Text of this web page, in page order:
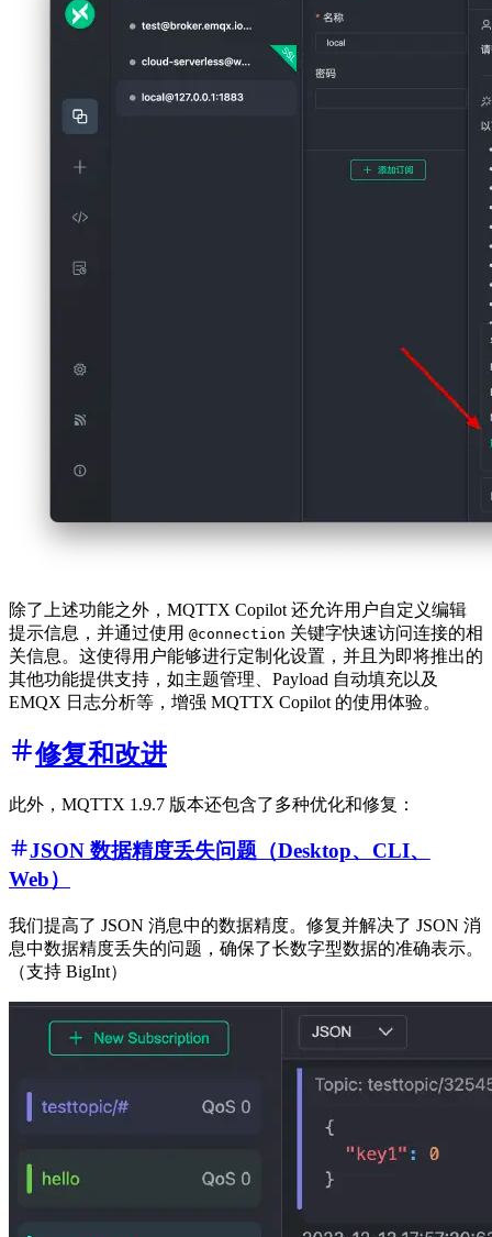
除了上述功能之外，MQTTX Copilot 还允许用户自定义编辑
提示信息，并通过使用 @connection 关键字快速访问连接的相
关信息。这使得用户能够进行定制化设置，并且为即将推出的
其他功能提供支持，如主题管理、Payload 自动填充以及
EMQX 日志分析等，增强 MQTTX Copilot 的使用体验。
修复和改进
此外，MQTTX 1.9.7 版本还包含了多种优化和修复：
JSON 数据精度丢失问题（Desktop、CLI、
Web）
我们提高了 JSON 消息中的数据精度。修复并解决了 JSON 消
息中数据精度丢失的问题，确保了长数字型数据的准确表示。
（支持 BigInt）